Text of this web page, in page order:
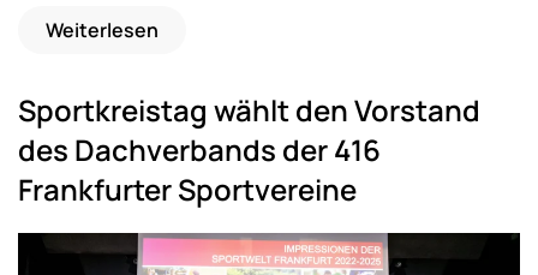
Weiterlesen
Sportkreistag wählt den Vorstand
des Dachverbands der 416
Frankfurter Sportvereine